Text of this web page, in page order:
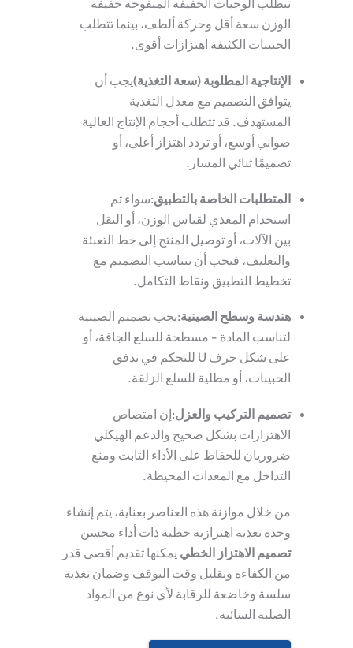
تتطلب الوجبات الخفيفة المنفوخة خفيفة
الوزن سعة أقل وحركة ألطف، بينما تتطلب
الحبيبات الكثيفة اهتزازات أقوى.
الإنتاجية المطلوبة (سعة التغذية)يجب أن
يتوافق التصميم مع معدل التغذية
المستهدف. قد تتطلب أحجام الإنتاج العالية
صواني أوسع، أو تردد اهتزاز أعلى، أو
تصميمًا ثنائي المسار.
المتطلبات الخاصة بالتطبيق:سواء تم
استخدام المغذي لقياس الوزن، أو النقل
بين الآلات، أو توصيل المنتج إلى خط التعبئة
والتغليف، فيجب أن يتناسب التصميم مع
تخطيط التطبيق ونقاط التكامل.
هندسة وسطح الصينية:يجب تصميم الصينية
لتناسب المادة - مسطحة للسلع الجافة، أو
على شكل حرف U للتحكم في تدفق
الحبيبات، أو مطلية للسلع الزلقة.
تصميم التركيب والعزل:إن امتصاص
الاهتزازات بشكل صحيح والدعم الهيكلي
ضروريان للحفاظ على الأداء الثابت ومنع
التداخل مع المعدات المحيطة.
من خلال موازنة هذه العناصر بعناية، يتم إنشاء
وحدة تغذية اهتزازية خطية ذات أداء محسن
تصميم الاهتزاز الخطي يمكنها تقديم أقصى قدر
من الكفاءة وتقليل وقت التوقف وضمان تغذية
سلسة وخاضعة للرقابة لأي نوع من المواد
الصلبة السائبة.